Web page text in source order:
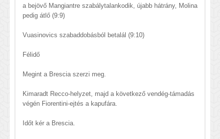
a bejövő Mangiantre szabálytalankodik, újabb hátrány, Molina
pedig átlő (9:9)
Vuasinovics szabaddobásból betalál (9:10)
Félidő
Megint a Brescia szerzi meg.
Kimaradt Recco-helyzet, majd a következő vendég-támadás
végén Fiorentini-ejtés a kapufára.
Időt kér a Brescia.